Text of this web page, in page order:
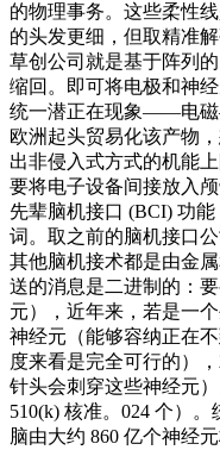
的物理事务。这些柔性
的头发更细，但取精准
草创公司就是基于阵列
缩回。即可将电极和神
统一潜正在现象——电
欧洲起头贸易化该产物
出非侵入式方式的机能
要将电子设备间接放入
先辈脑机接口 (BCI) 功
词。取之前的脑机接口
其他脑机接术都是由金
送的消息是二进制的：
元），近年来，若是一
神经元（能够容纳正在
度来看是完全可行的）
针头会刺穿这些神经元
510(k) 核准。024 个）
脑由大约 860 亿个神经